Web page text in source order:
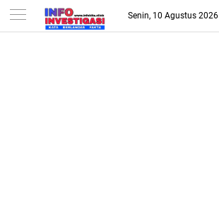
-->
Senin, 10 Agustus 2026